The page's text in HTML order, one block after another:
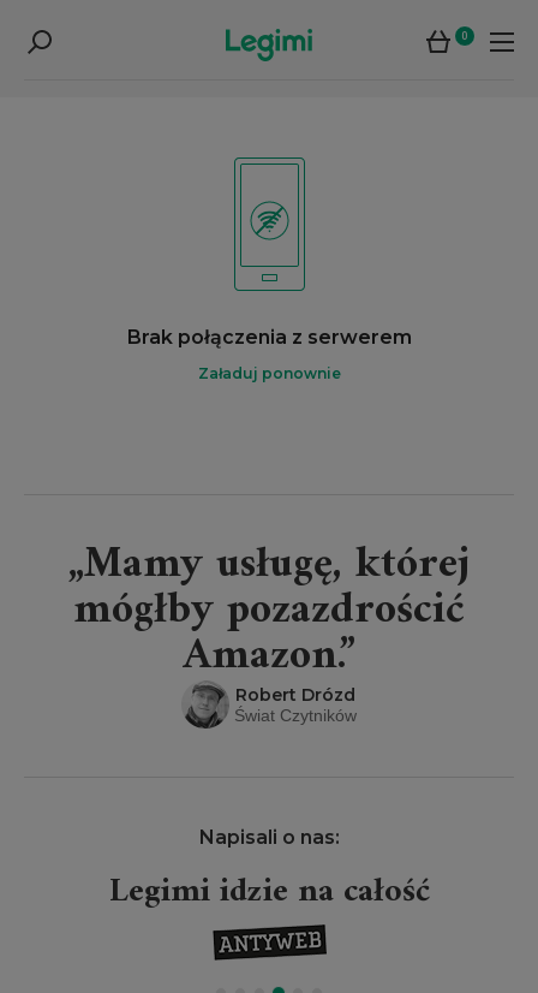
0
Brak połączenia z serwerem
Załaduj ponownie
„Mamy usługę, której
mógłby pozazdrościć
Amazon.”
Robert Drózd
Świat Czytników
Napisali o nas:
Legimi idzie na całość